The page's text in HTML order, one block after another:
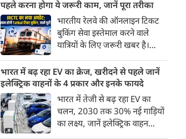
बुद्धिमत्ता, जलवायु परिवर्तन से लेकर
क्रिकेट तक हर विषय पर बहस कर
सकते हैं, तो उस जीव पर भी एक
गंभीर चर्चा बनती है जिसने किसी भी
सभ्यता से पहले इंसान का साथ चुना
था। दुर्भाग्य यह है कि आज कुत्तों के
बारे में हमारी राय पशु-चिकित्सकों,
व्यवहार वैज्ञानिकों या विशेषज्ञों से
कम... और व्हाट्सऐप यूनिवर्सिटी से
ज़्यादा बनती है।
पहले करना होगा ये जरूरी काम, जानें पूरा तरीका
भारतीय रेलवे की ऑनलाइन टिकट
बुकिंग सेवा इस्तेमाल करने वाले
यात्रियों के लिए जरूरी खबर है।
वेबसाइट का बीटा वर्जन लॉन्च कर
दिया है। करीब 24 साल पुराने
इंटरफेस के बाद वेबसाइट को नए
डिजाइन और कई नए फीचर्स के साथ
अपडेट किया गया है।
भारत में बढ़ रहा EV का क्रेज, खरीदने से पहले जानें
इलेक्ट्रिक वाहनों के 4 प्रकार और इनके फायदे
भारत में तेजी से बढ़ रहा EV का
चलन, 2030 तक 30% नई गाड़ियों
का लक्ष्य, जानें इलेक्ट्रिक वाहन